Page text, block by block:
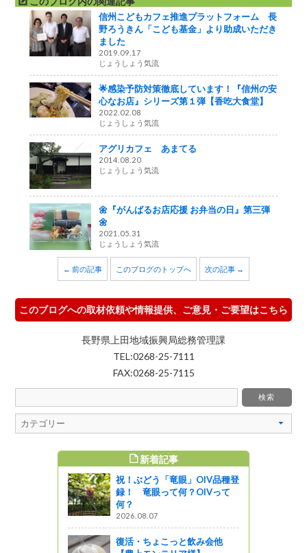
信州こどもカフェ推進プラットフォーム 長
野ろうきん「こども基金」より助成いただき
ました
2019.09.17
じょうしょう気流
🌟感染予防対策徹底しています！『信州の安
心なお店』シリーズ第１弾【香吃大食堂】
2022.02.08
じょうしょう気流
アグリカフェ あまてる
2014.08.20
じょうしょう気流
🌼『がんばるお店応援 お弁当の日』第三弾
🌼
2021.05.31
じょうしょう気流
← 前の記事 このブログのトップへ 次の記事 →
このブログへの取材依頼や情報提供、ご意見・ご要望はこちら
長野県上田地域振興局総務管理課
TEL:0268-25-7111
FAX:0268-25-7115
新着記事
祝！ぶどう「竜眼」OIV品種登
録！ 竜眼って何？OIVって
何？
2026.08.07
復活・ちょこっと飲み会他